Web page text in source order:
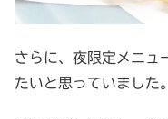
さらに、夜限定メニュ
たいと思っていました。